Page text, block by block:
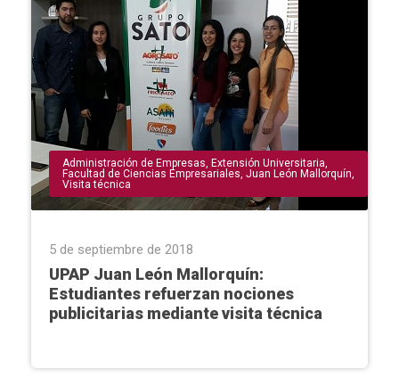
Administración de Empresas, Extensión Universitaria,
Facultad de Ciencias Empresariales, Juan León Mallorquín,
Visita técnica
5 de septiembre de 2018
UPAP Juan León Mallorquín:
Estudiantes refuerzan nociones
publicitarias mediante visita técnica